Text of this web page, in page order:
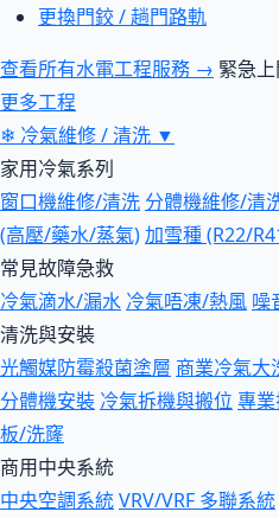
更換門鉸 / 趟門路軌
查看所有水電工程服務 → 緊急
更多工程
❄ 冷氣維修 / 清洗 ▼
家用冷氣系列
窗口機維修/清洗 分體機維修/清
(高壓/藥水/蒸氣)加雪種 (R22/
常見故障急救
冷氣滴水/漏水 冷氣唔凍/熱風 噪
清洗與安裝
光觸媒防霉殺菌塗層 商業冷氣大
分體機安裝 冷氣拆機與搬位 專
板/洗窿
商用中央系統
中央空調系統VRV/VRF 多聯系統